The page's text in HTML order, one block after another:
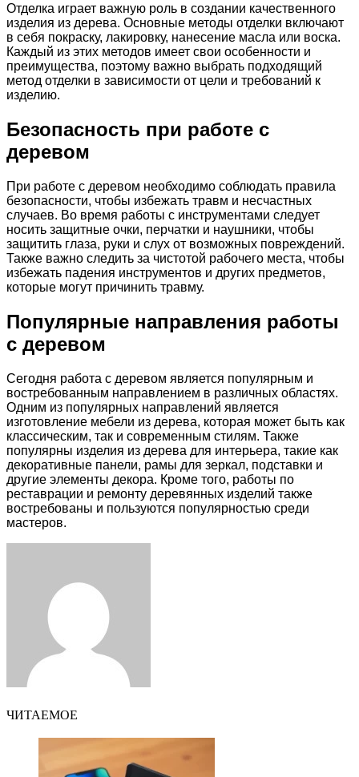
Отделка играет важную роль в создании качественного
изделия из дерева. Основные методы отделки включают
в себя покраску, лакировку, нанесение масла или воска.
Каждый из этих методов имеет свои особенности и
преимущества, поэтому важно выбрать подходящий
метод отделки в зависимости от цели и требований к
изделию.
Безопасность при работе с
деревом
При работе с деревом необходимо соблюдать правила
безопасности, чтобы избежать травм и несчастных
случаев. Во время работы с инструментами следует
носить защитные очки, перчатки и наушники, чтобы
защитить глаза, руки и слух от возможных повреждений.
Также важно следить за чистотой рабочего места, чтобы
избежать падения инструментов и других предметов,
которые могут причинить травму.
Популярные направления работы
с деревом
Сегодня работа с деревом является популярным и
востребованным направлением в различных областях.
Одним из популярных направлений является
изготовление мебели из дерева, которая может быть как
классическим, так и современным стилям. Также
популярны изделия из дерева для интерьера, такие как
декоративные панели, рамы для зеркал, подставки и
другие элементы декора. Кроме того, работы по
реставрации и ремонту деревянных изделий также
востребованы и пользуются популярностью среди
мастеров.
ЧИТАЕМОЕ